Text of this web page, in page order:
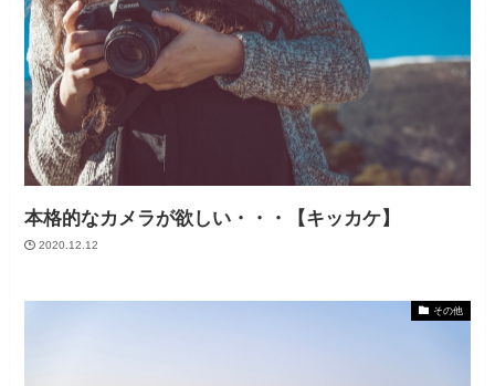
本格的なカメラが欲しい・・・【キッカケ】
2020.12.12
その他